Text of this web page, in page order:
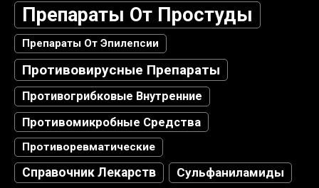
Препараты От Простуды
Препараты От Эпилепсии
Противовирусные Препараты
Противогрибковые Внутренние
Противомикробные Средства
Противоревматические
Справочник Лекарств Сульфаниламиды